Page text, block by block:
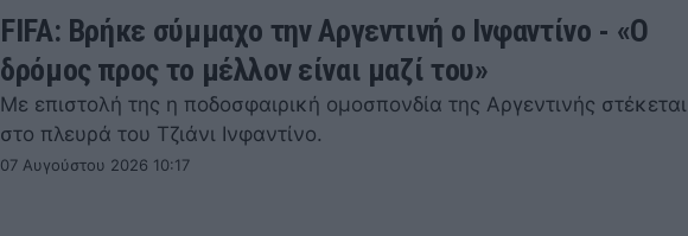
FIFA: Βρήκε σύμμαχο την Αργεντινή ο Ινφαντίνο - «Ο
δρόμος προς το μέλλον είναι μαζί του»
Με επιστολή της η ποδοσφαιρική ομοσπονδία της Αργεντινής στέκεται
στο πλευρά του Τζιάνι Ινφαντίνο.
07 Αυγούστου 2026 10:17